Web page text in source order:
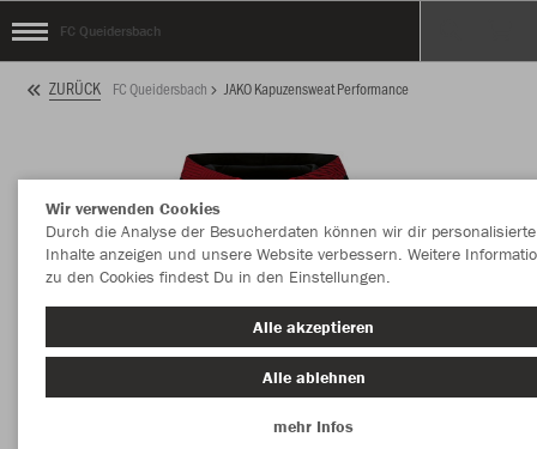
FC Queidersbach
ZURÜCK FC Queidersbach JAKO Kapuzensweat Performance
Wir verwenden Cookies
Durch die Analyse der Besucherdaten können wir dir personalisierte
Inhalte anzeigen und unsere Website verbessern. Weitere
zu den Cookies findest Du in den Einstellungen.
Alle akzeptieren
Alle ablehnen
mehr Infos